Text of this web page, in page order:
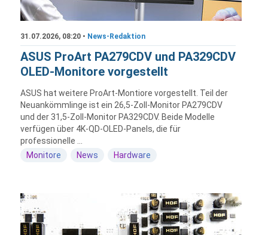
31.07.2026, 08:20 • News-Redaktion
ASUS ProArt PA279CDV und PA329CDV
OLED-Monitore vorgestellt
ASUS hat weitere ProArt-Montiore vorgestellt. Teil der
Neuankömmlinge ist ein 26,5-Zoll-Monitor PA279CDV
und der 31,5-Zoll-Monitor PA329CDV. Beide Modelle
verfügen über 4K-QD-OLED-Panels, die für
professionelle ...
Monitore
News Hardware